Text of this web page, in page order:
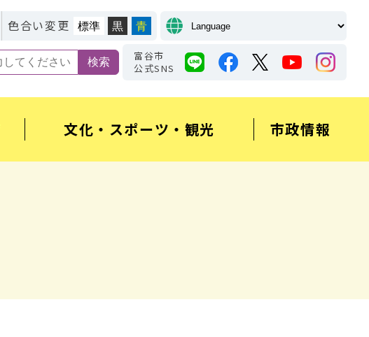
色合い変更 標準 黒 青
富谷市
公式SNS
文化・スポーツ・観光 市政情報